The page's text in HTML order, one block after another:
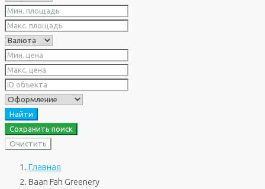
Найти
Сохранить поиск
Очистить
Главная
Baan Fah Greenery